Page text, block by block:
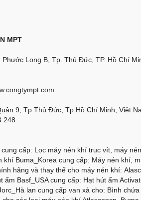
MPT
Long B, Tp. Thủ Đức, TP. Hồ Chí
9, Tp Thủ Đức, Tp Hồ Chí Minh, Việt
248
cấp: Lọc máy nén khí trục vít, máy
Buma_Korea cung cấp: Máy nén khí,
hãng và thay thế cho máy nén khí:
Basf_USA cung cấp: Hạt hút ẩm
lan cung cấp van xả cho: Bình